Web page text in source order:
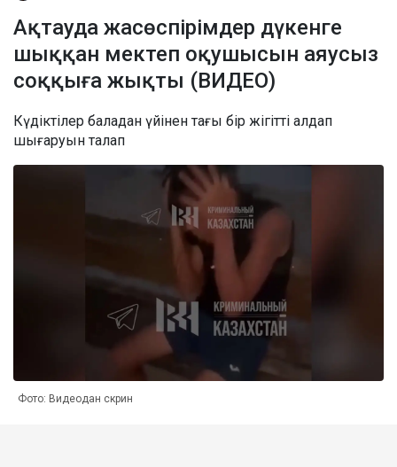
Ақтауда жасөспірімдер дүкенге
шыққан мектеп оқушысын аяусыз
соққыға жықты (ВИДЕО)
Күдіктілер баладан үйінен тағы бір жігітті алдап
шығаруын талап
Фото: Видеодан скрин